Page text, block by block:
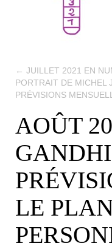
← JUILLET 2021 EN
PORTRAIT DE MICHEL
PRÉVISIONS
AOÛT
LE